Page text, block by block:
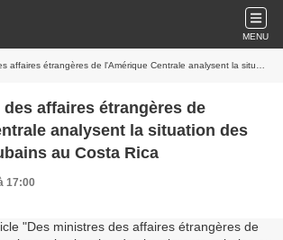
MENU
de l'Amérique Centrale analysent la situation des immigrants cubains au Costa Rica
affaires étrangères de
analysent la situation des
au Costa Rica
17:00